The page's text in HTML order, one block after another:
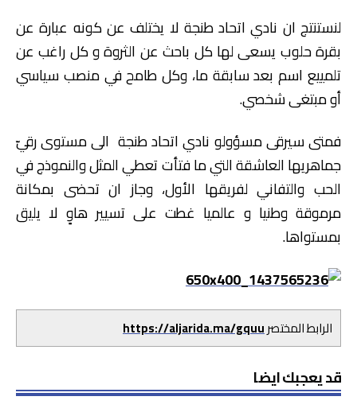
لنستنتج ان نادي اتحاد طنجة لا يختلف عن كونه عبارة عن
بقرة حلوب يسعى لها كل باحث عن الثروة و كل راغب عن
تلمييع اسم بعد سابقة ما، وكل طامح في منصب سياسي
أو مبتغى شخصي.
فمتى سيرقى مسؤولو نادي اتحاد طنجة الى مستوى رقيّ
جماهريها العاشقة التي ما فتأت تعطي المثل والنموذج في
الحب والتفاني لفريقها الأول، وجاز ان تحضى بمكانة
مرموقة وطنيا و عالميا غطت على تسيير هاوٍ لا يليق
بمستواها.
الرابط المختصرhttps://aljarida.ma/gquu
قد يعجبك ايضا